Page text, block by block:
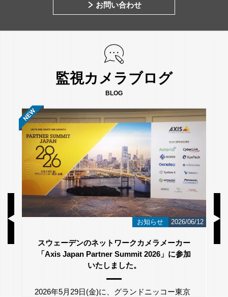
お問い合わせ
監視カメラブログ
BLOG
23 お知らせ 2026/06/12
スウェーデンのネットワークカメラメーカー
「Axis Japan Partner Summit 2026」に参加
いたしました。
2026年5月29日(金)に、グランドニッコー東京